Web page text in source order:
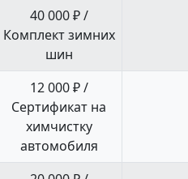
40 000 ₽ /
Комплект зимних
шин
12 000 ₽ /
Сертификат на
химчистку
автомобиля